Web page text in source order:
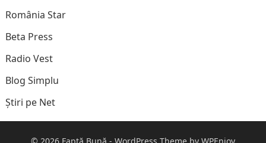
România Star
Beta Press
Radio Vest
Blog Simplu
Știri pe Net
© 2026 Faptă Bună - WordPress Theme by WPEnjoy